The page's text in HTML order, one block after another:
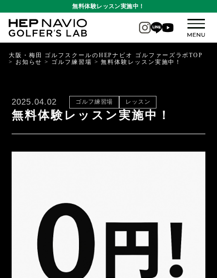
無料体験レッスン実施中！
大阪・梅田 ゴルフスクールのHEPナビオ ゴルファーズラボTOP
> お知らせ > ゴルフ練習場 >無料体験レッスン実施中！
2025.04.02 ゴルフ練習場 レッスン
無料体験レッスン実施中！